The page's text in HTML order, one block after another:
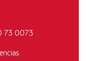
73 0073